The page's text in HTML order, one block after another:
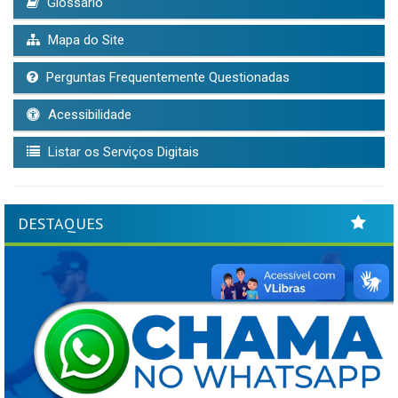
Mapa do Site
Perguntas Frequentemente Questionadas
Acessibilidade
Listar os Serviços Digitais
DESTAQUES